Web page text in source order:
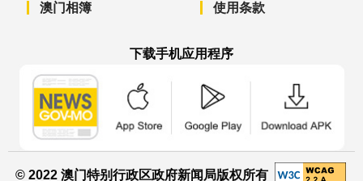
澳门相簿 使用条款
下载手机应用程序
© 2022 澳门特别行政区政府新闻局版权所有